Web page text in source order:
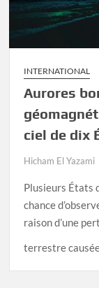
INTERNATIONAL
Aurores
ciel de dix
Hicham El Yazami
Plusieurs États
chance
raison d’une
terrestre